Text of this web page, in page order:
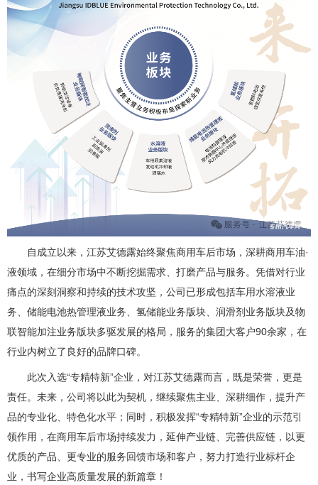
自成立以来，江苏艾德露始终聚焦商用车后市场，深耕商用车油·
液领域，在细分市场中不断挖掘需求、打磨产品与服务。凭借对行业
痛点的深刻洞察和持续的技术攻坚，公司已形成包括车用水溶液业
务、储能电池热管理液业务、氢储能业务版块、润滑剂业务版块及物
联智能加注业务版块多驱发展的格局，服务的集团大客户90余家，在
行业内树立了良好的品牌口碑。
此次入选“专精特新”企业，对江苏艾德露而言，既是荣誉，更是
责任。未来，公司将以此为契机，继续聚焦主业、深耕细作，提升产
品的专业化、特色化水平；同时，积极发挥“专精特新”企业的示范引
领作用，在商用车后市场持续发力，延伸产业链、完善供应链，以更
优质的产品、更专业的服务回馈市场和客户，努力打造行业标杆企
业，书写企业高质量发展的新篇章！